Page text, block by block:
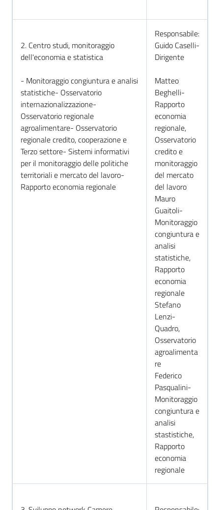
2. Centro studi, monitoraggio
dell'economia e statistica
- Monitoraggio congiuntura e analisi
statistiche- Osservatorio
internazionalizzazione-
Osservatorio regionale
agroalimentare- Osservatorio
regionale credito, cooperazione e
Terzo settore- Sistemi informativi
per il monitoraggio delle politiche
territoriali e mercato del lavoro-
Rapporto economia regionale
Responsabile:
Guido Caselli-
Dirigente
Matteo
Beghelli-
Rapporto
economia
regionale,
Osservatorio
credito e
monitoraggio
del mercato
del lavoro
Mauro
Guaitoli-
Monitoraggio
congiuntura e
analisi
statistiche,
Rapporto
economia
regionale
Stefano
Lenzi-
Quadro,
Osservatorio
agroalimenta
re
Federico
Pasqualini-
Monitoraggio
congiuntura e
analisi
stastistiche,
Rapporto
economia
regionale